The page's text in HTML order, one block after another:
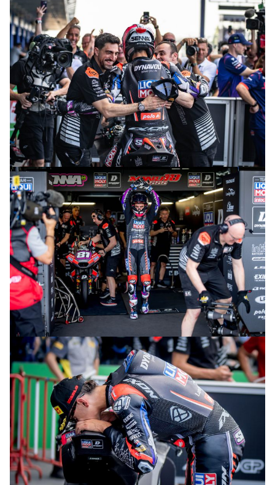
© intactGP
© intactGP
© intactGP